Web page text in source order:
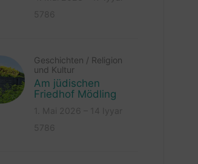
Geschichten / Religion
und Kultur
Am jüdischen
Friedhof Mödling